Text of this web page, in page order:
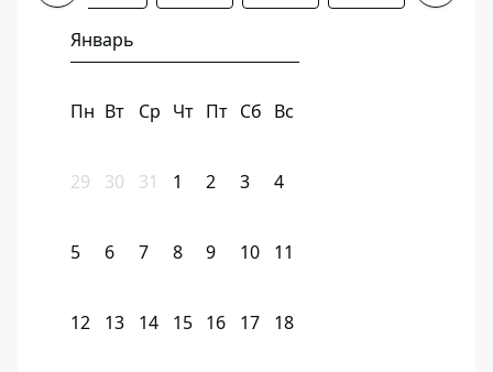
Январь
Пн Вт Ср Чт Пт Сб Вс
29 30 31 1 2 3 4
5 6 7 8 9 10 11
12 13 14 15 16 17 18